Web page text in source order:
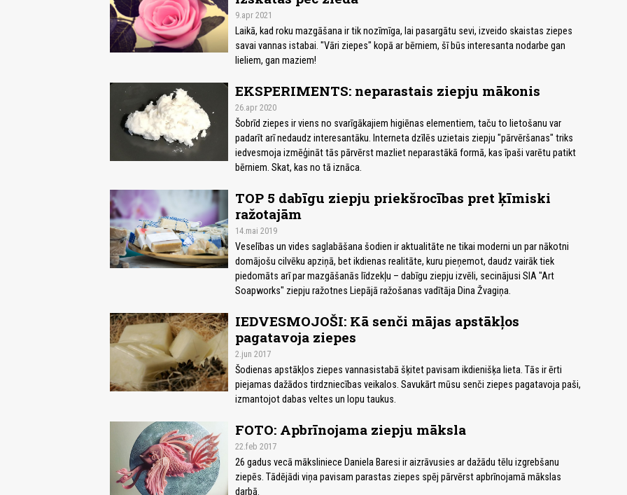
9.apr 2021
Laikā, kad roku mazgāšana ir tik nozīmīga, lai pasargātu sevi, izveido skaistas ziepes
savai vannas istabai. "Vāri ziepes" kopā ar bērniem, šī būs interesanta nodarbe gan
lieliem, gan maziem!
EKSPERIMENTS: neparastais ziepju mākonis
26.apr 2020
Šobrīd ziepes ir viens no svarīgākajiem higiēnas elementiem, taču to lietošanu var
padarīt arī nedaudz interesantāku. Interneta dzīlēs uzietais ziepju "pārvēršanas" triks
iedvesmoja izmēģināt tās pārvērst mazliet neparastākā formā, kas īpaši varētu patikt
bērniem. Skat, kas no tā iznāca.
TOP 5 dabīgu ziepju priekšrocības pret ķīmiski
ražotajām
14.mai 2019
Veselības un vides saglabāšana šodien ir aktualitāte ne tikai moderni un par nākotni
domājošu cilvēku apziņā, bet ikdienas realitāte, kuru pieņemot, daudz vairāk tiek
piedomāts arī par mazgāšanās līdzekļu – dabīgu ziepju izvēli, secinājusi SIA "Art
Soapworks" ziepju ražotnes Liepājā ražošanas vadītāja Dina Žvagiņa.
IEDVESMOJOŠI: Kā senči mājas apstākļos
pagatavoja ziepes
2.jun 2017
Šodienas apstākļos ziepes vannasistabā šķitet pavisam ikdienišķa lieta. Tās ir ērti
piejamas dažādos tirdzniecības veikalos. Savukārt mūsu senči ziepes pagatavoja paši,
izmantojot dabas veltes un lopu taukus.
FOTO: Apbrīnojama ziepju māksla
22.feb 2017
26 gadus vecā māksliniece Daniela Baresi ir aizrāvusies ar dažādu tēlu izgrebšanu
ziepēs. Tādējādi viņa pavisam parastas ziepes spēj pārvērst apbrīnojamā mākslas
darbā.